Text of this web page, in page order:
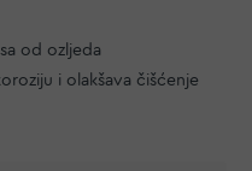
od ozljeda
i olakšava čišćenje